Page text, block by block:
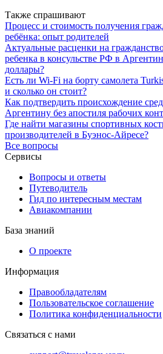
Также спрашивают
Процесс и стоимость получения
ребёнка: опыт родителей
Актуальные расценки на
ребенка в консульстве РФ в
доллары?
Есть ли Wi-Fi на борту самолета
и сколько он стоит?
Как подтвердить происхождение
Аргентину без апостиля рабочих
Где найти магазины спортивных
производителей в Буэнос-Айресе?
Все вопросы
Сервисы
Вопросы и ответы
Путеводитель
Гид по интересным местам
Авиакомпании
База знаний
О проекте
Информация
Правообладателям
Пользовательское соглашение
Политика конфиденциальности
Связаться с нами